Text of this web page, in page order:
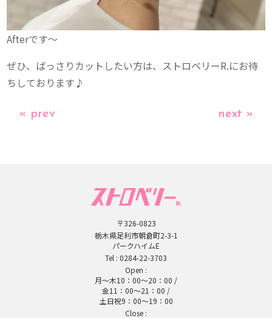
Afterです〜
ぜひ、ばっさりカットしたい方は、ストロベリーR.にお待
ちしております♪
« prev next »
〒326-0823
栃木県足利市朝倉町2-3-1
パークハイムE
Tel : 0284-22-3703
Open :
月～木10：00～20：00 /
金11：00～21：00 /
土日祝9：00～19：00
Close :